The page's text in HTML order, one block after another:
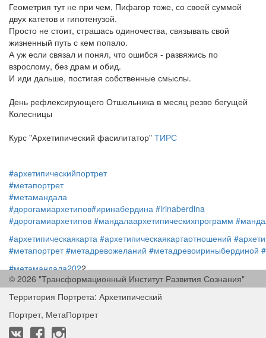
Геометрия тут не при чем, Пифагор тоже, со своей суммой
двух катетов и гипотенузой.
Просто не стоит, страшась одиночества, связывать свой
жизненный путь с кем попало.
А уж если связал и понял, что ошибся - развяжись по
взрослому, без драм и обид.
И иди дальше, постигая собственные смыслы.
День рефлексирующего Отшельника в месяц резво бегущей
Колесницы
Курс "Архетипический фасилитатор" ТИРС
#архетипическийпортрет
#метапортрет
#метамандала
#дорогамиархетипов#иринабердина #irinaberdina
#дорогамиархетипов #мандалаархетипическихпрограмм
#архетипическаякарта #архетипическаякартаотношений
#метапортрет #метадревожеланий #метадревоириныбердиной
#метамандала2022
#ИринаБердина #тирс #метапортрет #IrinaBerdina #tirs
© 2026 "Трансформационный Институт Развития Сознания"
Территория Портрета: Архетипический
Портрет, МетаПортрет